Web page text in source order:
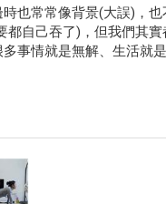
也常常像背景(大誤)，
自己吞了)，但我們其
事情就是無解、生活就
時候，就眼不見為淨吧